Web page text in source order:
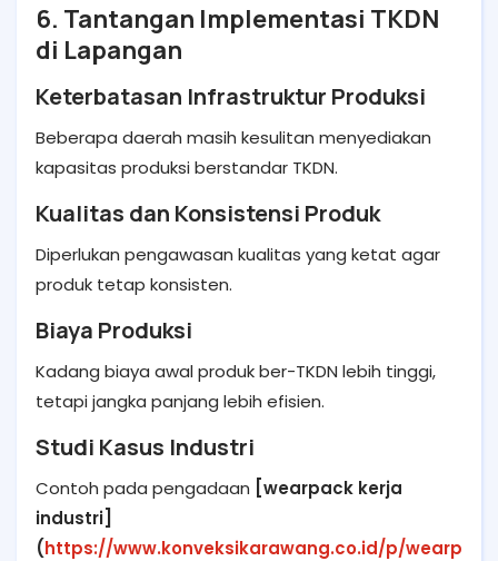
6. Tantangan Implementasi TKDN
di Lapangan
Keterbatasan Infrastruktur Produksi
Beberapa daerah masih kesulitan menyediakan
kapasitas produksi berstandar TKDN.
Kualitas dan Konsistensi Produk
Diperlukan pengawasan kualitas yang ketat agar
produk tetap konsisten.
Biaya Produksi
Kadang biaya awal produk ber-TKDN lebih tinggi,
tetapi jangka panjang lebih efisien.
Studi Kasus Industri
Contoh pada pengadaan [wearpack kerja
industri]
(https://www.konveksikarawang.co.id/p/wearp